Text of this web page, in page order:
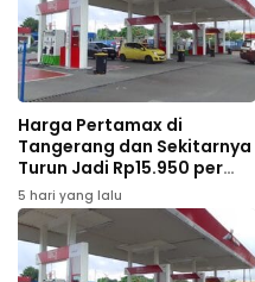
Harga Pertamax di
Tangerang dan Sekitarnya
Turun Jadi Rp15.950 per
Liter Mulai Agustus 2026
5 hari yang lalu